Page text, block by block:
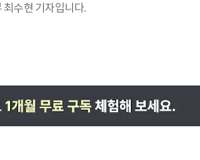
최수현 기자입니다.